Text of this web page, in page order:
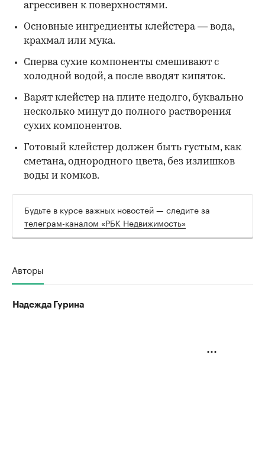
агрессивен к поверхностями.
Основные ингредиенты клейстера — вода,
крахмал или мука.
Сперва сухие компоненты смешивают с
холодной водой, а после вводят кипяток.
Варят клейстер на плите недолго, буквально
несколько минут до полного растворения
сухих компонентов.
Готовый клейстер должен быть густым, как
сметана, однородного цвета, без излишков
воды и комков.
Будьте в курсе важных новостей — следите за
телеграм-каналом «РБК Недвижимость»
Авторы
Надежда Гурина